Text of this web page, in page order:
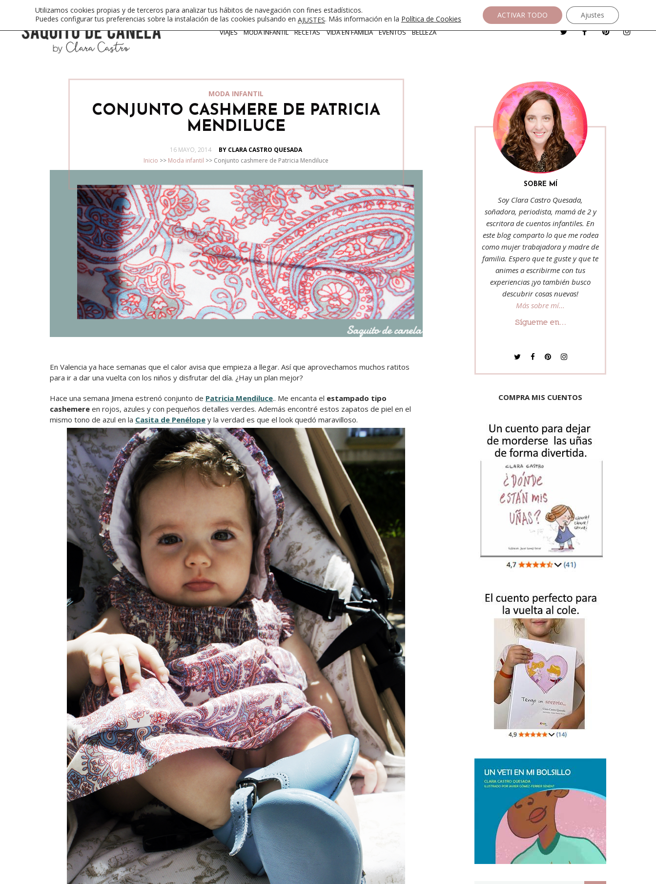
VIAJES MODA INFANTIL RECETAS VIDA EN FAMILIA EVENTOS BELLEZA
MODA INFANTIL
CONJUNTO CASHMERE DE PATRICIA
MENDILUCE
POSTED
16 MAYO, 2014
BY CLARA CASTRO QUESADA
Inicio >> Moda infantil >> Conjunto cashmere de Patricia Mendiluce
En Valencia ya hace semanas que el calor avisa que empieza a llegar. Así que aprovechamos muchos ratitos
para ir a dar una vuelta con los niños y disfrutar del día. ¿Hay un plan mejor?
Hace una semana Jimena estrenó conjunto de Patricia Mendiluce.. Me encanta el estampado tipo
cashemere en rojos, azules y con pequeños detalles verdes. Además encontré estos zapatos de piel en el
mismo tono de azul en la Casita de Penélope y la verdad es que el look quedó maravilloso.
SOBRE MÍ
Soy Clara Castro Quesada,
soñadora, periodista, mamá de 2 y
escritora de cuentos infantiles. En
este blog comparto lo que me rodea
como mujer trabajadora y madre de
familia. Espero que te guste y que te
animes a escribirme con tus
experiencias ¡yo también busco
descubrir cosas nuevas!
Más sobre mí...
Sígueme en...
COMPRA MIS CUENTOS
Utilizamos cookies propias y de terceros para analizar tus hábitos de navegación con fines estadísticos.
Puedes configurar tus preferencias sobre la instalación de las cookies pulsando en AJUSTES. Más información en la Política de Cookies ACTIVAR TODO Ajustes